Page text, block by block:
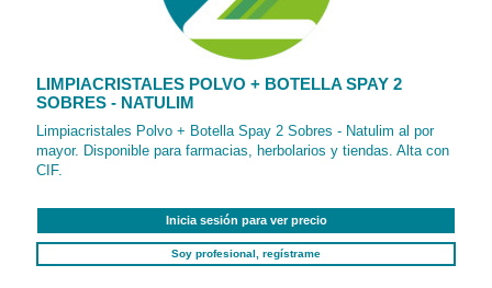
LIMPIACRISTALES POLVO + BOTELLA SPAY 2
SOBRES - NATULIM
Limpiacristales Polvo + Botella Spay 2 Sobres - Natulim al por
mayor. Disponible para farmacias, herbolarios y tiendas. Alta con
CIF.
Inicia sesión para ver precio
Soy profesional, regístrame